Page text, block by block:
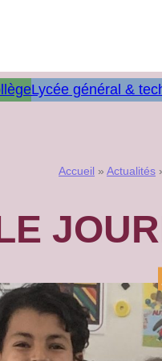
Lycée général &
Accueil » Actualités